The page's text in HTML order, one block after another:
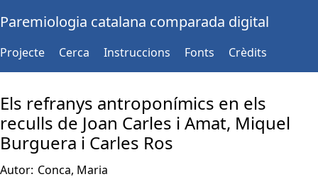
Paremiologia catalana comparada digital
Projecte Cerca Instruccions Fonts Crèdits
Els refranys antroponímics en els
reculls de Joan Carles i Amat, Miquel
Burguera i Carles Ros
Autor: Conca, Maria